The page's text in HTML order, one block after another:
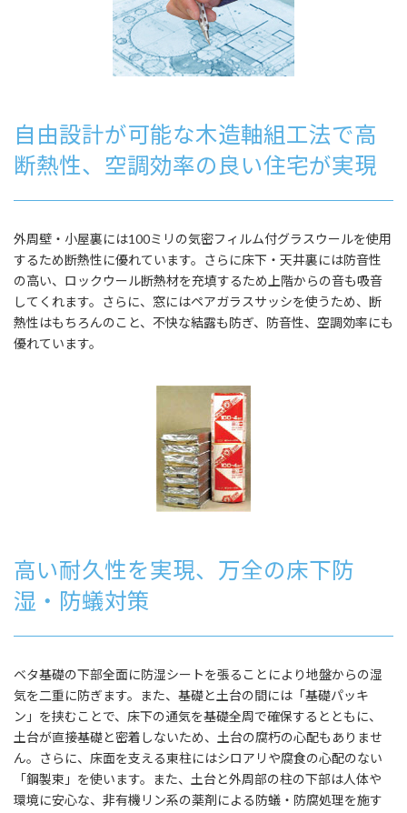
自由設計が可能な木造軸組工法で高
断熱性、空調効率の良い住宅が実現
外周壁・小屋裏には100ミリの気密フィルム付グラスウールを使用
するため断熱性に優れています。さらに床下・天井裏には防音性
の高い、ロックウール断熱材を充填するため上階からの音も吸音
してくれます。さらに、窓にはペアガラスサッシを使うため、断
熱性はもちろんのこと、不快な結露も防ぎ、防音性、空調効率にも
優れています。
高い耐久性を実現、万全の床下防
湿・防蟻対策
ベタ基礎の下部全面に防湿シートを張ることにより地盤からの湿
気を二重に防ぎます。また、基礎と土台の間には「基礎パッキ
ン」を挟むことで、床下の通気を基礎全周で確保するとともに、
土台が直接基礎と密着しないため、土台の腐朽の心配もありませ
ん。さらに、床面を支える東柱にはシロアリや腐食の心配のない
「鋼製束」を使います。また、土台と外周部の柱の下部は人体や
環境に安心な、非有機リン系の薬剤による防蟻・防腐処理を施す